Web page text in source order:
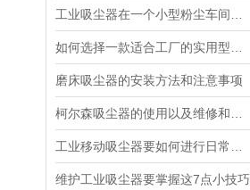
磨床吸尘器的安装方法和注意事项
维护工业吸尘器要掌握这7点小技巧